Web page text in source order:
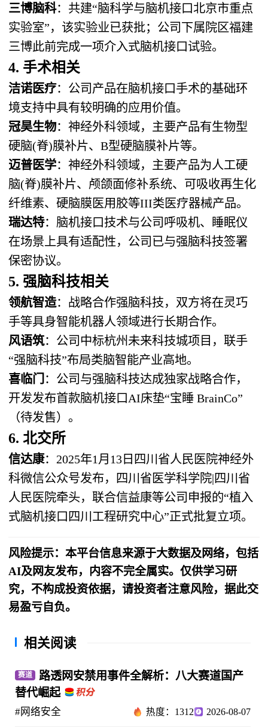
三博脑科：共建“脑科学与脑机接口北京市重点
实验室”，该实验业已获批；公司下属院区福建
三博此前完成一项介入式脑机接口试验。
4. 手术相关
洁诺医疗：公司产品在脑机接口手术的基础环
境支持中具有较明确的应用价值。
冠昊生物：神经外科领域，主要产品有生物型
硬脑(脊)膜补片、B型硬脑膜补片等。
迈普医学：神经外科领域，主要产品为人工硬
脑(脊)膜补片、颅颌面修补系统、可吸收再生化
纤维素、硬脑膜医用胶等III类医疗器械产品。
瑞达特：脑机接口技术与公司呼吸机、睡眠仪
在场景上具有适配性，公司已与强脑科技签署
保密协议。
5. 强脑科技相关
领航智造：战略合作强脑科技，双方将在灵巧
手等具身智能机器人领域进行长期合作。
风语筑：公司中标杭州未来科技城项目，联手
“强脑科技”布局类脑智能产业高地。
喜临门 ：公司与强脑科技达成独家战略合作，
开发发布首款脑机接口AI床垫“宝睡 BrainCo”
（待发售）。
6. 北交所
信达康：2025年1月13日四川省人民医院神经外
科微信公众号发布，四川省医学科学院|四川省
人民医院牵头，联合信益康等公司申报的“植入
式脑机接口四川工程研究中心”正式批复立项。
风险提示：本平台信息来源于大数据及网络，包括
AI及网友发布，内容不完全属实。仅供学习研
究，不构成投资依据，请投资者注意风险，据此交
易盈亏自负。
相关阅读
赛道
路透网安禁用事件全解析：八大赛道国产
替代崛起
#网络安全 热度：1312 2026-08-07